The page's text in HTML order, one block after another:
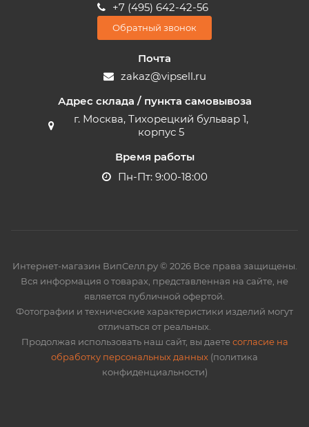
+7 (495) 642-42-56
Обратный звонок
Почта
zakaz@vipsell.ru
Адрес склада / пункта самовывоза
г. Москва, Тихорецкий бульвар 1,
корпус 5
Время работы
Пн-Пт: 9:00-18:00
Интернет-магазин ВипСелл.ру © 2026 Все права защищены.
Вся информация о товарах, представленная на сайте, не
является публичной офертой.
Фотографии и технические характеристики изделий могут
отличаться от реальных.
Продолжая использовать наш сайт, вы даетесогласие на
обработку персональных данных (политика
конфиденциальности)